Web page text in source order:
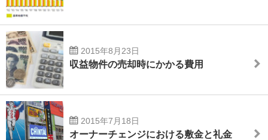
2015年8月23日
収益物件の売却時にかかる費用
2015年7月18日
オーナーチェンジにおける敷金と礼金